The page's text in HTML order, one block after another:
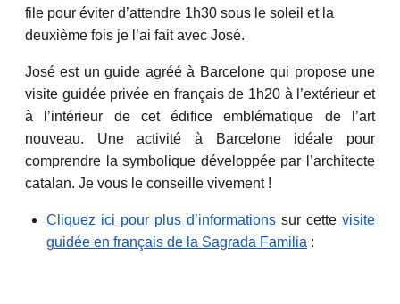
file pour éviter d’attendre 1h30 sous le soleil et la
deuxième fois je l’ai fait avec José.
José est un guide agréé à Barcelone qui propose une
visite guidée privée en français de 1h20 à l’extérieur et
à l’intérieur de cet édifice emblématique de l’art
nouveau. Une activité à Barcelone idéale pour
comprendre la symbolique développée par l’architecte
catalan. Je vous le conseille vivement !
Cliquez ici pour plus d’informations sur cette visite
guidée en français de la Sagrada Familia :